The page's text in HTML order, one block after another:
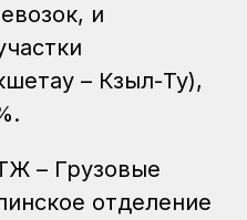
и
– Кзыл-Ту),
– Грузовые
отделение